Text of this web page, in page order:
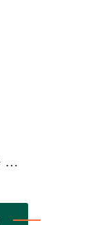
Lámpara Unfold Verde Oliva